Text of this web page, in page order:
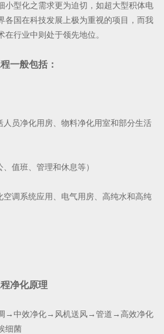
小型化之需求更为迫切，如超大型积体电
各国在科技发展上极为重视的项目，而我
行业中则处于领先地位。
一般包括：
员净化用房、物料净化用室和部分生活
值班、管理和休息等）
调系统应用、电气用房、高纯水和高纯
净化原理
效净化→风机送风→管道→高效净化
细菌